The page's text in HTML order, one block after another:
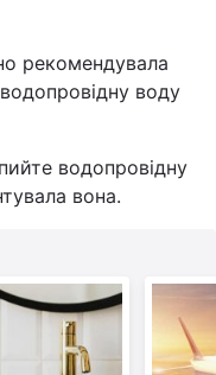
рекомендувала
воду
водопровідну
вона.